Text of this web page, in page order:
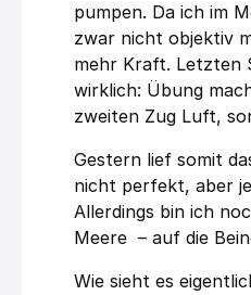
pumpen. Da ich im
zwar nicht objektiv
mehr Kraft. Letzten
wirklich: Übung
zweiten Zug Luft,
Gestern lief somit
nicht perfekt, aber
Allerdings bin ich
Meere – auf die
Wie sieht es